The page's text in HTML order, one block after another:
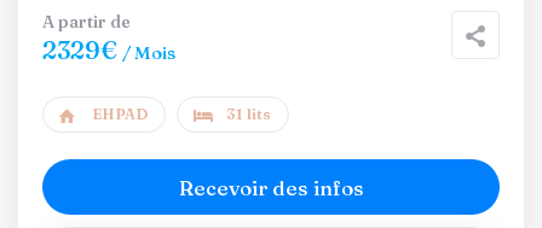
A partir de
2329€ / Mois
EHPAD 31 lits
Recevoir des infos